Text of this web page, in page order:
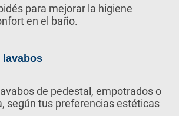
para mejorar la higiene
en el baño.
lavabos
de pedestal, empotrados o
según tus preferencias estéticas